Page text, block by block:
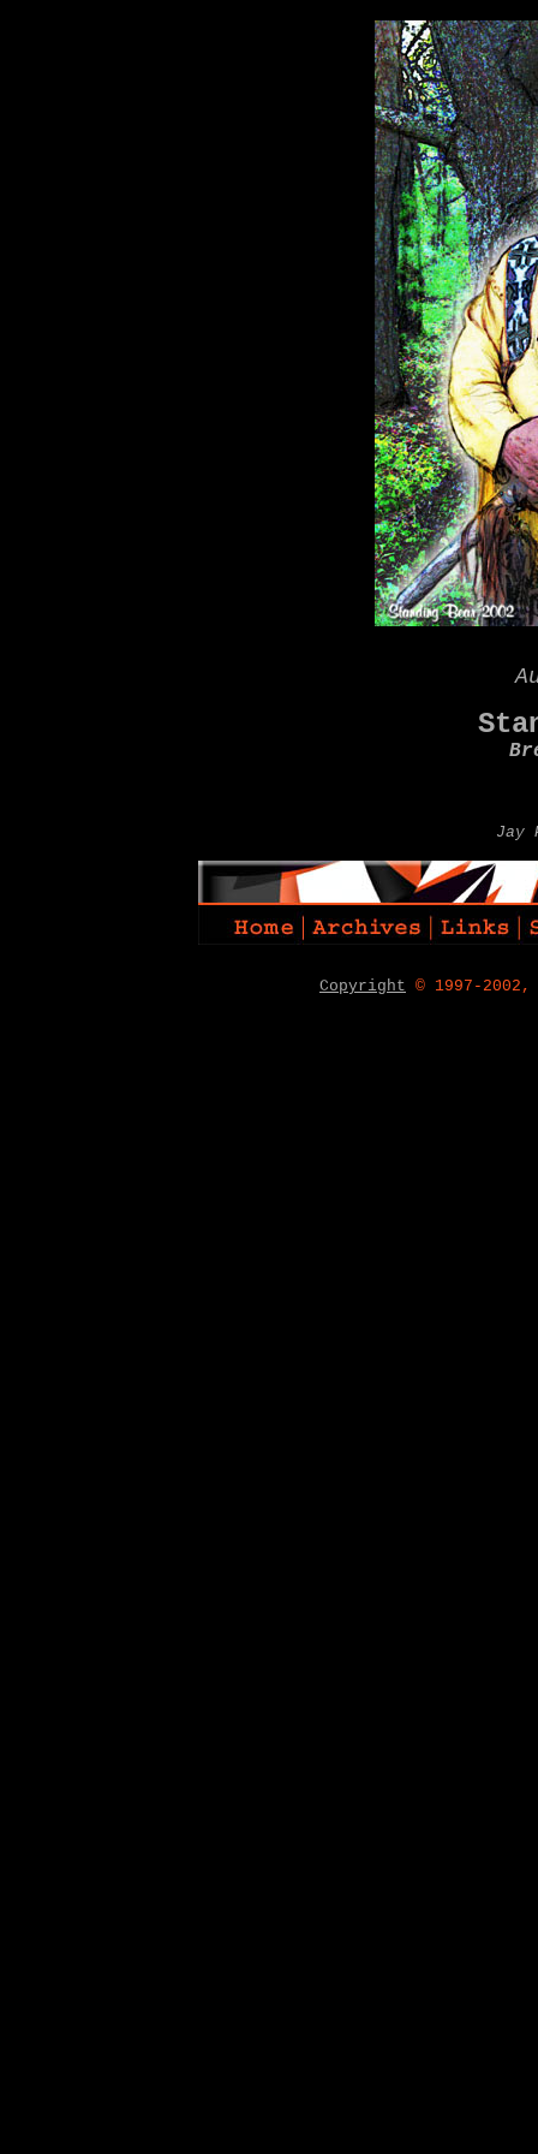
Jay
Copyright © 1997-